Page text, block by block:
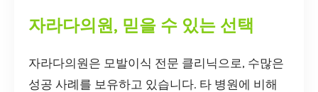
자라다의원, 믿을 수 있는 선택
자라다의원은 모발이식 전문 클리닉으로, 수많은
성공 사례를 보유하고 있습니다. 타 병원에 비해